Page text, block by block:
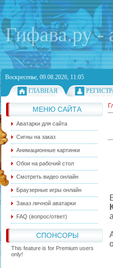
Гифава.ру -
Воскресенье, 09.08.2026, 11:05
ГЛАВНАЯ
МЕНЮ САЙТА
Аватарки для сайта
Сигны на заказ
Анимационные картинки
Обои на рабочий стол
Смотреть видео онлайн
Браузерные игры онлайн
Заказ личной аватарки
FAQ (вопрос/ответ)
СПОНСОРЫ
This feature is for Premium users
only!